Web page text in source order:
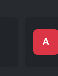
A